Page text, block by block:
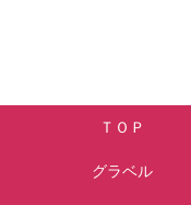
ＴＯＰ
グラベル